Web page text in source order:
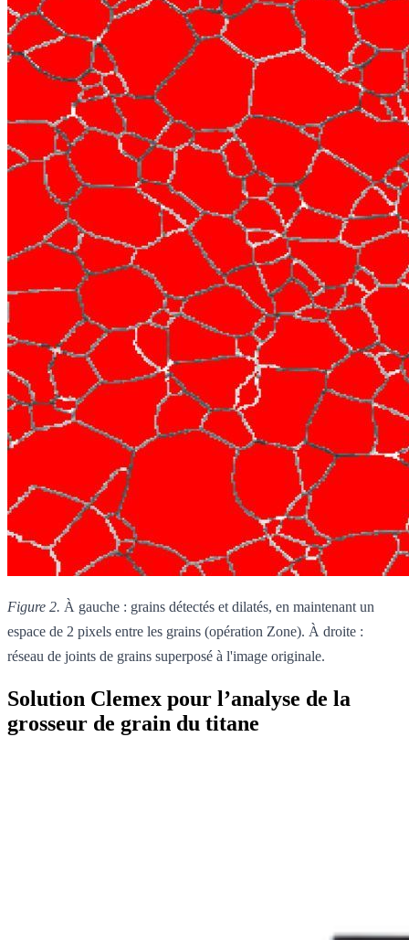
Figure 2. À gauche : grains détectés et dilatés, en maintenant un
espace de 2 pixels entre les grains (opération Zone). À droite :
réseau de joints de grains superposé à l'image originale.
Solution Clemex pour l’analyse de la
grosseur de grain du titane